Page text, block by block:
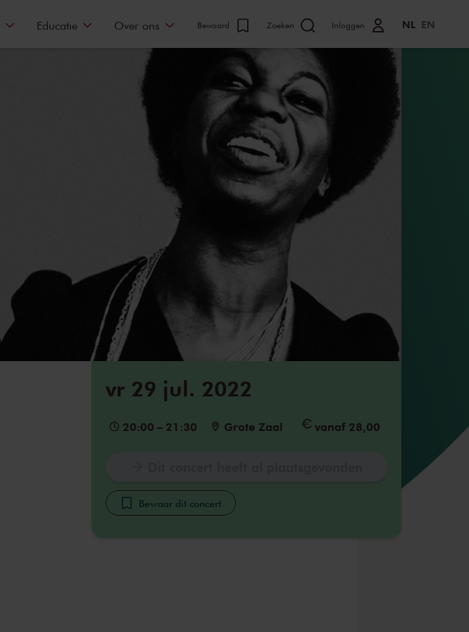
Educatie Over ons Bewaard Zoeken Inloggen NL EN
vr 29 jul. 2022
20:00 – 21:30 Grote Zaal vanaf 28,00
Bewaar dit concert